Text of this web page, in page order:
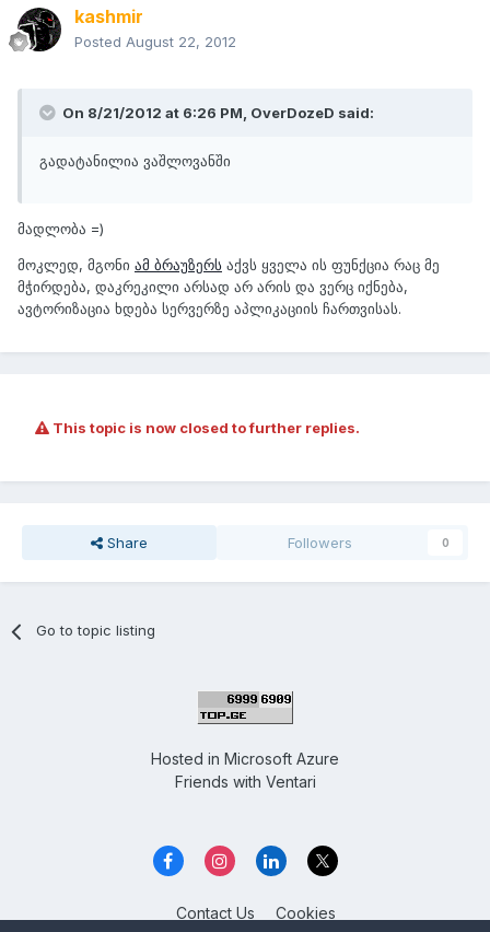
kashmir
Posted August 22, 2012
On 8/21/2012 at 6:26 PM, OverDozeD said:
გადატანილია ვაშლოვანში
მადლობა =)
მოკლედ, მგონი ამ ბრაუზერს აქვს ყველა ის ფუნქცია რაც მე
მჭირდება, დაკრეკილი არსად არ არის და ვერც იქნება,
ავტორიზაცია ხდება სერვერზე აპლიკაციის ჩართვისას.
This topic is now closed to further replies.
Share Followers 0
Go to topic listing
Hosted in Microsoft Azure
Friends with Ventari
Contact Us Cookies